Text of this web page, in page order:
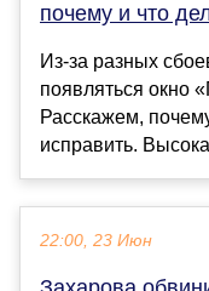
почему и что
Из-за разных
появляться окно
Расскажем,
исправить.
22:00, 23 Июн